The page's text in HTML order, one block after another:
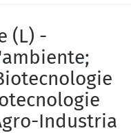
(L) -
Industria